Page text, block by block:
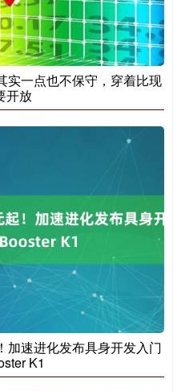
实一点也不保守，穿着比现
开放
加速进化发布具身开发入门
K1